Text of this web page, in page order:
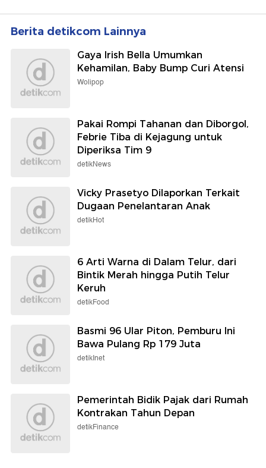
Berita detikcom Lainnya
Gaya Irish Bella Umumkan
Kehamilan, Baby Bump Curi Atensi
Wolipop
Pakai Rompi Tahanan dan Diborgol,
Febrie Tiba di Kejagung untuk
Diperiksa Tim 9
detikNews
Vicky Prasetyo Dilaporkan Terkait
Dugaan Penelantaran Anak
detikHot
6 Arti Warna di Dalam Telur, dari
Bintik Merah hingga Putih Telur
Keruh
detikFood
Basmi 96 Ular Piton, Pemburu Ini
Bawa Pulang Rp 179 Juta
detikInet
Pemerintah Bidik Pajak dari Rumah
Kontrakan Tahun Depan
detikFinance